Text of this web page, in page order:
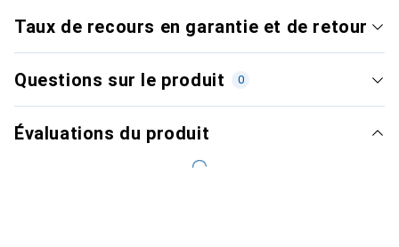
Taux de recours en garantie et de retour
Questions sur le produit 0
Évaluations du produit